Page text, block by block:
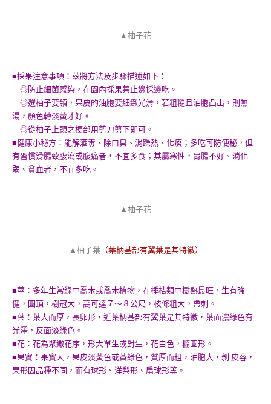
▲柚子花
■採果注意事項：茲將方法及步驟描述如下：
◎防止細菌感染，在園內採果禁止邊採邊吃。
◎選柚子要領，果皮的油胞要細緻光滑，若粗糙且油胞凸出，則無
湯，顏色轉淡黃才好。
◎從柚子上頭之梗部用剪刀剪下即可。
■健康小秘方：能解酒毒、除口臭、消躁熱、化痰；多吃可防便秘，但
有習慣滑腸致腹瀉或腹痛者，不宜多食；其屬寒性，胃腸不好、消化
弱、貧血者，不宜多吃。
▲柚子花
▲柚子葉（葉柄基部有翼葉是其特徽）
■莖：多年生常綠中喬木或喬木植物，在棰桔類中樹熱最旺，生有強
健，圓頂，樹冠大，高可達７～８公尺，枝條粗大，帶刺。
■葉：葉大而厚，長卵形，近葉柄基部有翼葉是其特徽，葉面濃綠色有
光澤，反面淡綠色。
■花：花為聚繖花序，形大單生或對生，花白色，橢圓形。
■果實：果實大，果皮淡黃色或黃綠色，質厚而粗，油胞大，剝 皮容，
果形因品種不同，而有球形、洋梨形、扁球形等。